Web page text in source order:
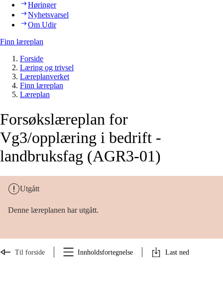
Høringer
Nyhetsvarsel
Om Udir
Finn læreplan
Forside
Læring og trivsel
Læreplanverket
Finn læreplan
Læreplan
Forsøkslæreplan for
Vg3/opplæring i bedrift -
landbruksfag (AGR3-01)
Utgått
Denne læreplanen har utgått.
Til forside Innholdsfortegnelse Last ned